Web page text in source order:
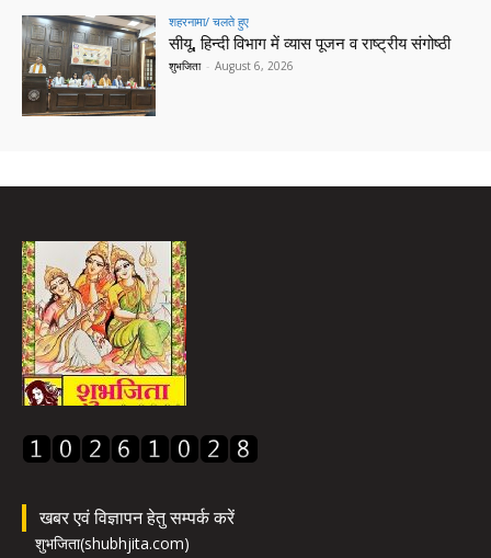
शहरनामा/ चलते हुए
सीयू, हिन्दी विभाग में व्यास पूजन व राष्ट्रीय संगोष्ठी
शुभजिता - August 6, 2026
खबर एवं विज्ञापन हेतु सम्पर्क करें
शुभजिता(shubhjita.com)